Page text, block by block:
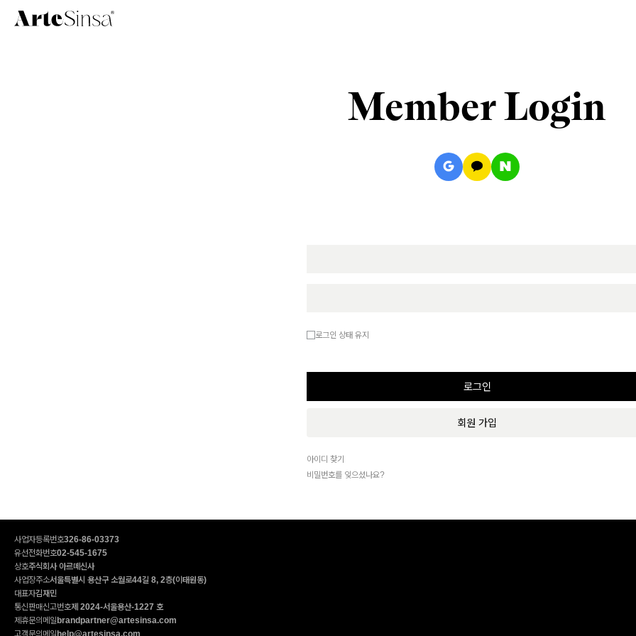
Member Login
로그인 상태 유지
회원 가입
아이디 찾기
비밀번호를 잊으셨나요?
사업자등록번호326-86-03373
유선전화번호02-545-1675
상호주식회사 아르떼신사
사업장주소서울특별시 용산구 소월로44길 8, 2층(이태원동)
대표자김재민
통신판매신고번호제 2024-서울용산-1227 호
제휴문의메일 brandpartner@artesinsa.com
고객문의메일 help@artesinsa.com